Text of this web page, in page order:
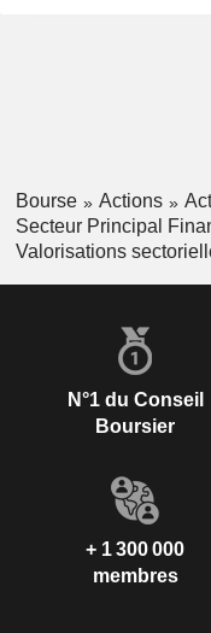
Bourse Actions
Secteur Principal
Valorisations
N°1 du Conseil
Boursier
+ 1 300 000
membres